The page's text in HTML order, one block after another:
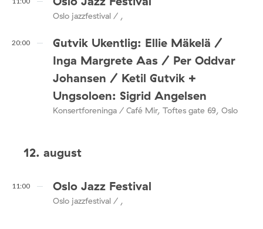
Oslo jazzfestival / ,
20:00
Gutvik Ukentlig: Ellie Mäkelä /
Inga Margrete Aas / Per Oddvar
Johansen / Ketil Gutvik +
Ungsoloen: Sigrid Angelsen
Konsertforeninga / Café Mir, Toftes gate 69, Oslo
12. august
11:00 Oslo Jazz Festival
Oslo jazzfestival / ,